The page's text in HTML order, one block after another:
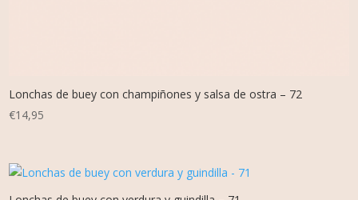
Lonchas de buey con champiñones y salsa de ostra – 72
€14,95